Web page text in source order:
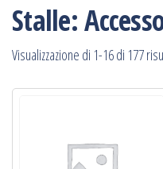
Stalle:
Visualizzazione di 1-16 di 177